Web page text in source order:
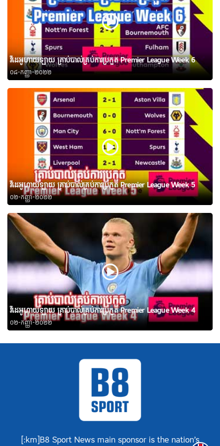
វីដេអូហាយឡាយ គ្រាប់បាល់គ្រប់ការប្រកួត Premier League Week 6
០៨-កញ្ញា-២០២២
វីដេអូហាយឡាយ គ្រាប់បាល់គ្រប់ការប្រកួត Premier League Week 5
០២-កញ្ញា-២០២២
វីដេអូហាយឡាយ គ្រាប់បាល់គ្រប់ការប្រកួត Premier League Week 4
០២-កញ្ញា-២០២២
[:km]B8 Sport News main sponsor is the nation’s